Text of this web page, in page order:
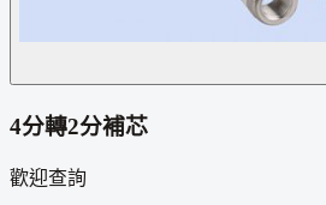
4分轉2分補芯
歡迎查詢